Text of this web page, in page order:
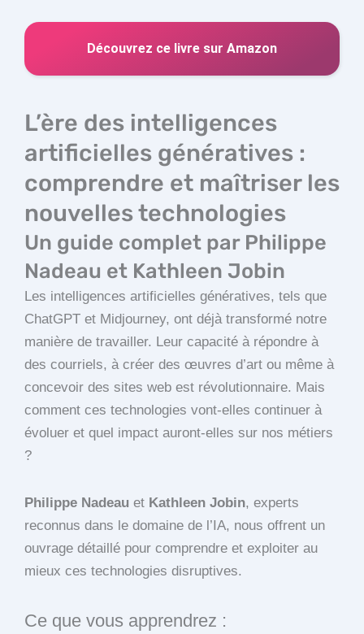
Découvrez ce livre sur Amazon
L’ère des intelligences
artificielles génératives :
comprendre et maîtriser les
nouvelles technologies
Un guide complet par Philippe
Nadeau et Kathleen Jobin
Les intelligences artificielles génératives, tels que
ChatGPT et Midjourney, ont déjà transformé notre
manière de travailler. Leur capacité à répondre à
des courriels, à créer des œuvres d’art ou même à
concevoir des sites web est révolutionnaire. Mais
comment ces technologies vont-elles continuer à
évoluer et quel impact auront-elles sur nos métiers
?
Philippe Nadeau et Kathleen Jobin, experts
reconnus dans le domaine de l’IA, nous offrent un
ouvrage détaillé pour comprendre et exploiter au
mieux ces technologies disruptives.
Ce que vous apprendrez :